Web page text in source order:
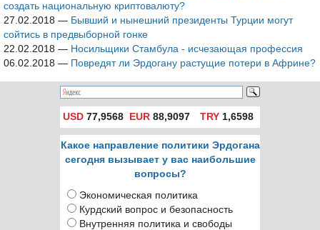
создать национальную криптовалюту?
27.02.2018 — Бывший и нынешний президенты Турции могут
сойтись в предвыборной гонке
22.02.2018 — Носильщики Стамбула - исчезающая профессия
06.02.2018 — Повредят ли Эрдогану растущие потери в Африне?
USD 77,9568 EUR 88,9097 TRY1,6598
Какое направление политики Эрдогана
сегодня вызывает у вас наибольшие
вопросы?
Экономическая политика
Курдский вопрос и безопасность
Внутренняя политика и свободы